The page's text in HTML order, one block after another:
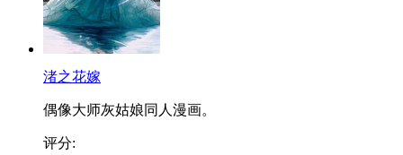
渚之花嫁
偶像大师灰姑娘同人漫画。
评分: